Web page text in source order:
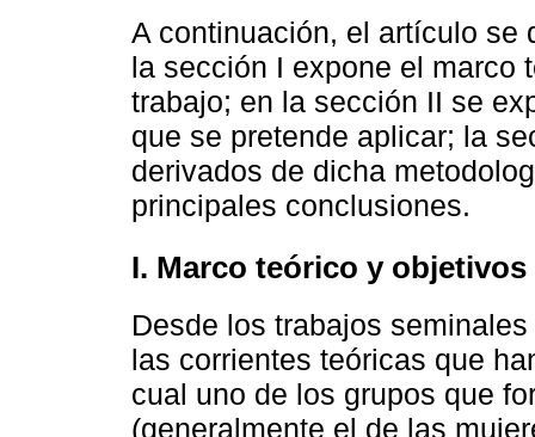
A continuación, el artículo se
la sección I expone el marco
trabajo; en la sección II se
que se pretende aplicar; la
derivados de dicha
principales conclusiones.
I. Marco teórico y objetivos
Desde los trabajos
las corrientes teóricas que
cual uno de los grupos que
(generalmente el de las